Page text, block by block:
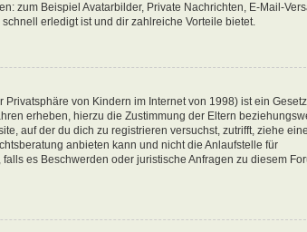
zum Beispiel Avatarbilder, Private Nachrichten, E-Mail-
erledigt ist und dir zahlreiche Vorteile bietet.
von Kindern im Internet von 1998) ist ein
erheben, hierzu die Zustimmung der Eltern
auf der du dich zu registrieren versuchst, zutrifft, ziehe
anbieten kann und nicht die Anlaufstelle für
es Beschwerden oder juristische Anfragen zu diesem